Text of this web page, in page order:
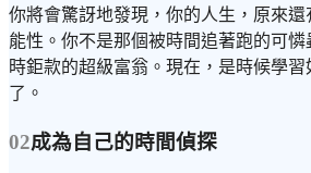
你將會驚訝地發現，你的人生，原來
能性。你不是那個被時間追著跑的可
時鉅款的超級富翁。現在，是時候學
了。
02成為自己的時間偵探